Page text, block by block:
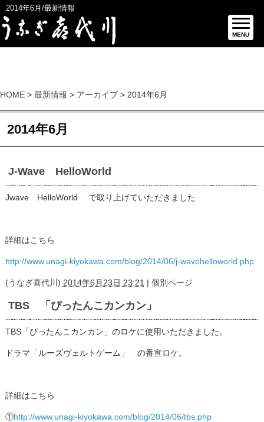
2014年6月/最新情報
MENU
HOME > 最新情報 > アーカイブ > 2014年6月
2014年6月
J-Wave HelloWorld
Jwave HelloWorld で取り上げていただきました
詳細はこちら
http://www.unagi-kiyokawa.com/blog/2014/06/j-wavehelloworld.php
(うなぎ喜代川 ) 2014年6月23日 23:21 | 個別ページ
TBS 「ぴったんこカンカン」
TBS「ぴったんこカンカン」のロケに使用いただきました。
ドラマ「ルーズヴェルトゲーム」 の番宣ロケ。
詳細はこちら
①http://www.unagi-kiyokawa.com/blog/2014/06/tbs.php